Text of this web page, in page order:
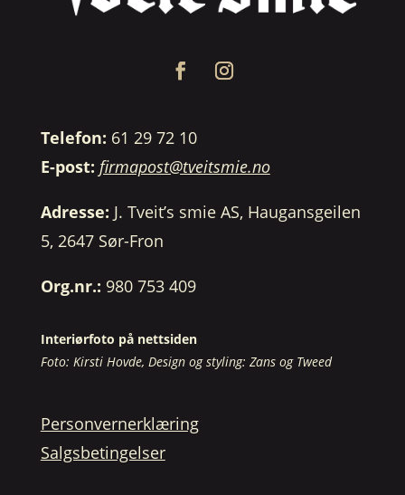
Telefon: 61 29 72 10
E-post: firmapost@tveitsmie.no
Adresse: J. Tveit’s smie AS, Haugansgeilen
5, 2647 Sør-Fron
Org.nr.: 980 753 409
Interiørfoto på nettsiden
Foto: Kirsti Hovde, Design og styling: Zans og Tweed
Personvernerklæring
Salgsbetingelser